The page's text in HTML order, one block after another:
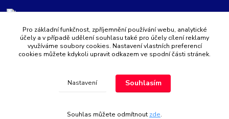
Martin Kabíček
8:00 - 16:00 hod.
Pro základní funkčnost, zpříjemnění používání webu, analytické
účely a v případě udělení souhlasu také pro účely cílení reklamy
využíváme soubory cookies. Nastavení vlastních preferencí
cookies můžete kdykoli upravit odkazem ve spodní části stránek.
Nastavení Souhlasím
Souhlas můžete odmítnout zde.